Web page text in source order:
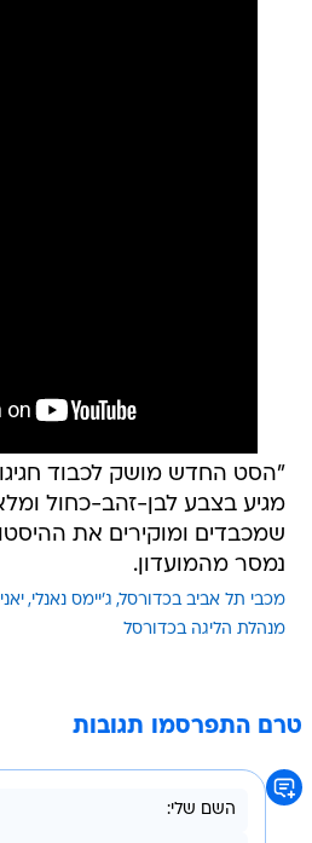
מגיע בצבע לבן-זהב-כחול
שמכבדים ומוקירים את
נמסר מהמועדון.
מכבי תל אביב בכדורסל ג'יימס נאנלי
מנהלת הליגה בכדורסל
טרם התפרסמו תגובות